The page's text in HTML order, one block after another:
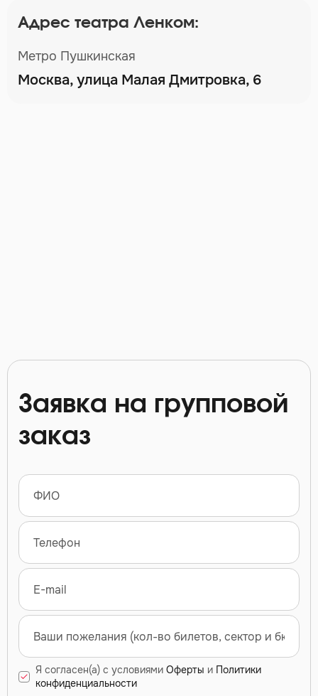
Адрес театра Ленком:
Метро Пушкинская
Москва, улица Малая Дмитровка, 6
Заявка на групповой
заказ
Я согласен(а) с условиями Оферты и Политики
конфиденциальности